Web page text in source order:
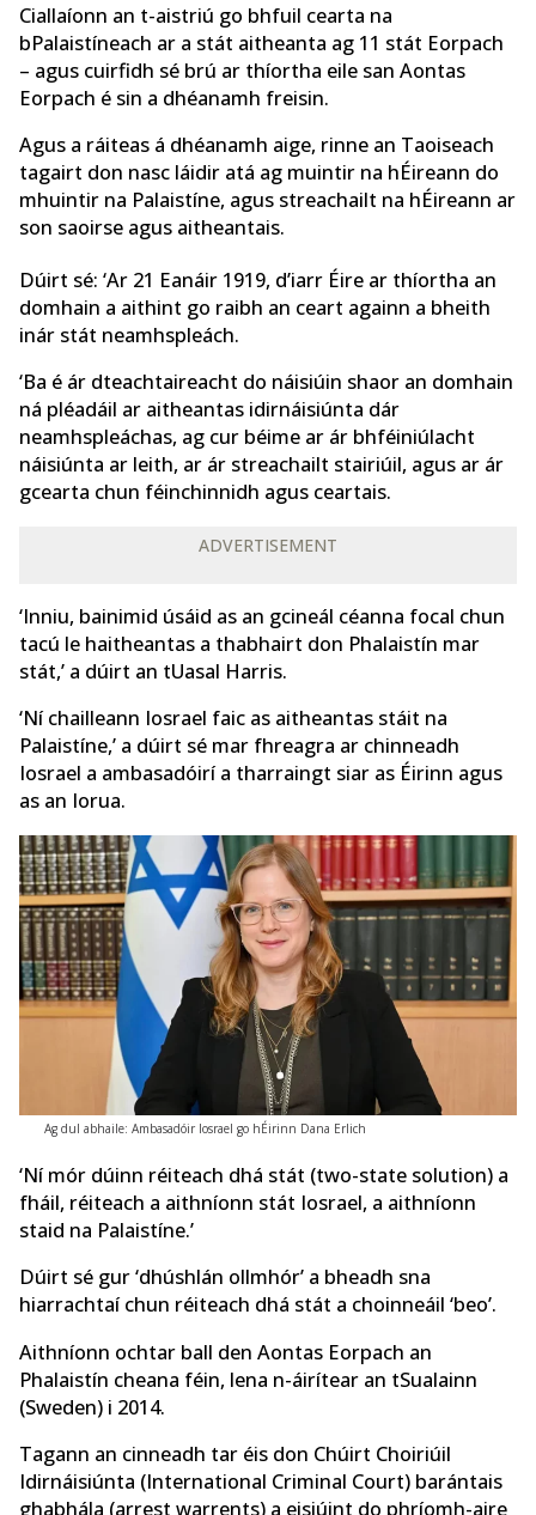
Ciallaíonn an t-aistriú go bhfuil cearta na
bPalaistíneach ar a stát aitheanta ag 11 stát Eorpach
– agus cuirfidh sé brú ar thíortha eile san Aontas
Eorpach é sin a dhéanamh freisin.
Agus a ráiteas á dhéanamh aige, rinne an Taoiseach
tagairt don nasc láidir atá ag muintir na hÉireann do
mhuintir na Palaistíne, agus streachailt na hÉireann ar
son saoirse agus aitheantais.
Dúirt sé: ‘Ar 21 Eanáir 1919, d’iarr Éire ar thíortha an
domhain a aithint go raibh an ceart againn a bheith
inár stát neamhspleách.
‘Ba é ár dteachtaireacht do náisiúin shaor an domhain
ná pléadáil ar aitheantas idirnáisiúnta dár
neamhspleáchas, ag cur béime ar ár bhféiniúlacht
náisiúnta ar leith, ar ár streachailt stairiúil, agus ar ár
gcearta chun féinchinnidh agus ceartais.
ADVERTISEMENT
‘Inniu, bainimid úsáid as an gcineál céanna focal chun
tacú le haitheantas a thabhairt don Phalaistín mar
stát,’ a dúirt an tUasal Harris.
‘Ní chailleann Iosrael faic as aitheantas stáit na
Palaistíne,’ a dúirt sé mar fhreagra ar chinneadh
Iosrael a ambasadóirí a tharraingt siar as Éirinn agus
as an Iorua.
Ag dul abhaile: Ambasadóir Iosrael go hÉirinn Dana Erlich
‘Ní mór dúinn réiteach dhá stát (two-state solution) a
fháil, réiteach a aithníonn stát Iosrael, a aithníonn
staid na Palaistíne.’
Dúirt sé gur ‘dhúshlán ollmhór’ a bheadh sna
hiarrachtaí chun réiteach dhá stát a choinneáil ‘beo’.
Aithníonn ochtar ball den Aontas Eorpach an
Phalaistín cheana féin, lena n-áirítear an tSualainn
(Sweden) i 2014.
Tagann an cinneadh tar éis don Chúirt Choiriúil
Idirnáisiúnta (International Criminal Court) barántais
ghabhála (arrest warrents) a eisiúint do phríomh-aire